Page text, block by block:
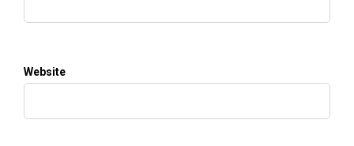
Website